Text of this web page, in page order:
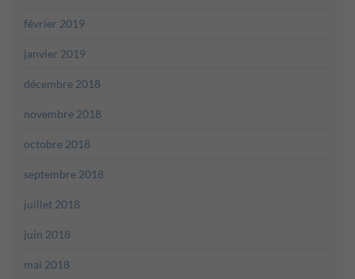
février 2019
janvier 2019
décembre 2018
novembre 2018
octobre 2018
septembre 2018
juillet 2018
juin 2018
mai 2018